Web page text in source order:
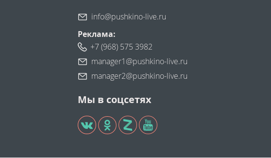
info@pushkino-live.ru
Реклама:
+7 (968) 575 3982
manager1@pushkino-live.ru
manager2@pushkino-live.ru
Мы в соцсетях